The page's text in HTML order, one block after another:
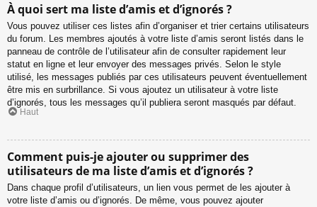
À quoi sert ma liste d’amis et d’ignorés ?
Vous pouvez utiliser ces listes afin d’organiser et trier certains utilisateurs
du forum. Les membres ajoutés à votre liste d’amis seront listés dans le
panneau de contrôle de l’utilisateur afin de consulter rapidement leur
statut en ligne et leur envoyer des messages privés. Selon le style
utilisé, les messages publiés par ces utilisateurs peuvent éventuellement
être mis en surbrillance. Si vous ajoutez un utilisateur à votre liste
d’ignorés, tous les messages qu’il publiera seront masqués par défaut.
Haut
Comment puis-je ajouter ou supprimer des
utilisateurs de ma liste d’amis et d’ignorés ?
Dans chaque profil d’utilisateurs, un lien vous permet de les ajouter à
votre liste d’amis ou d’ignorés. De même, vous pouvez ajouter